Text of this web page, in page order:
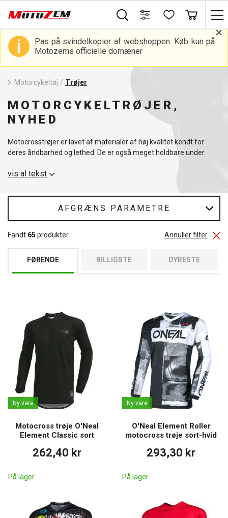
Pas på svindelkopier af webshoppen. Køb kun på
Motozems officielle domæner
Motorcykeltøj / Trøjer
MOTORCYKELTRØJER,
NYHED
Motocrosstrøjer er lavet af materialer af høj kvalitet kendt for
deres åndbarhed og lethed. De er også meget holdbare under
egenskaber. En løs pasform er standard, hvilket tillader
førsteklasses materialer sikrer langvarig ydeevne.
vis al tekst
AFGRÆNS PARAMETRE
Annuller filter
Fandt 65 produkter
FØRENDE BILLIGSTE DYRESTE
Ny vare
Motocross trøje O'Neal
Element Classic sort
262,40 kr
På lager
Ny vare
O'Neal Element Roller
motocross trøje sort-hvid
293,30 kr
På lager